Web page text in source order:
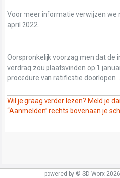
Voor meer informatie verwijzen we
april 2022.
Oorspronkelijk voorzag men dat de
verdrag zou plaatsvinden op 1
procedure van ratificatie doorlopen ...
Wil je graag verder lezen? Meld je
“Aanmelden” rechts bovenaan je
powered by © SD Worx 2026